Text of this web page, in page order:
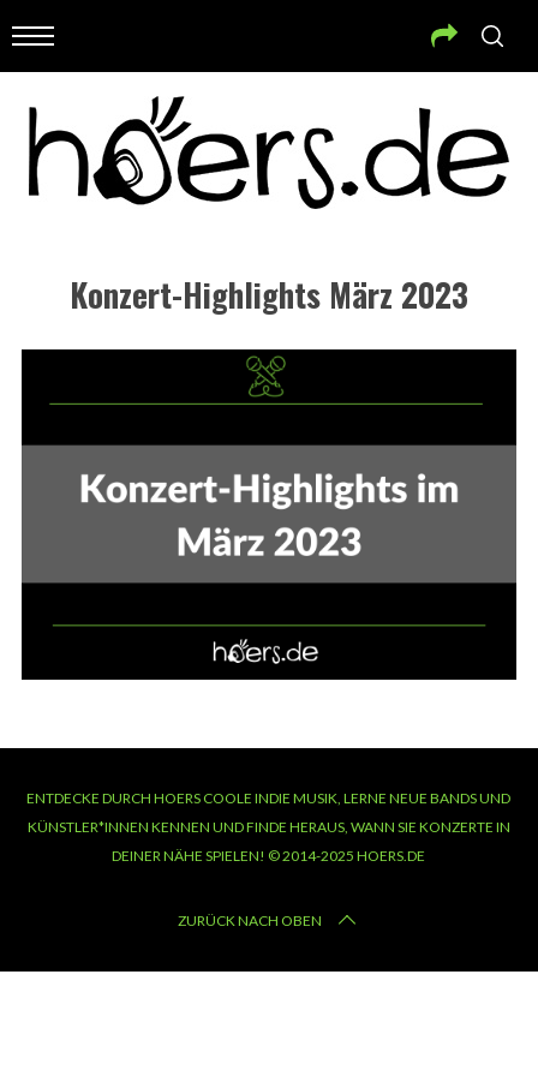
Konzert-Highlights März 2023
ENTDECKE DURCH HOERS COOLE INDIE MUSIK, LERNE NEUE BANDS UND
KÜNSTLER*INNEN KENNEN UND FINDE HERAUS, WANN SIE KONZERTE IN
DEINER NÄHE SPIELEN! © 2014-2025 HOERS.DE
ZURÜCK NACH OBEN